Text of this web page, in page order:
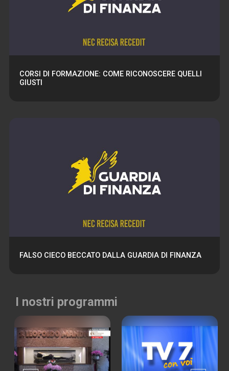
CORSI DI FORMAZIONE: COME RICONOSCERE QUELLI
GIUSTI
FALSO CIECO BECCATO DALLA GUARDIA DI FINANZA
I nostri programmi